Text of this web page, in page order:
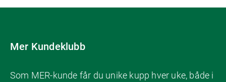
Mer Kundeklubb
Som MER-kunde får du unike kupp hver uke, både i